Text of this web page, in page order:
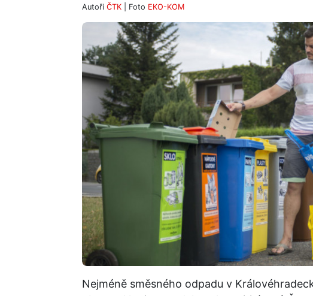
Autoři ČTK | Foto EKO-KOM
Nejméně směsného odpadu v